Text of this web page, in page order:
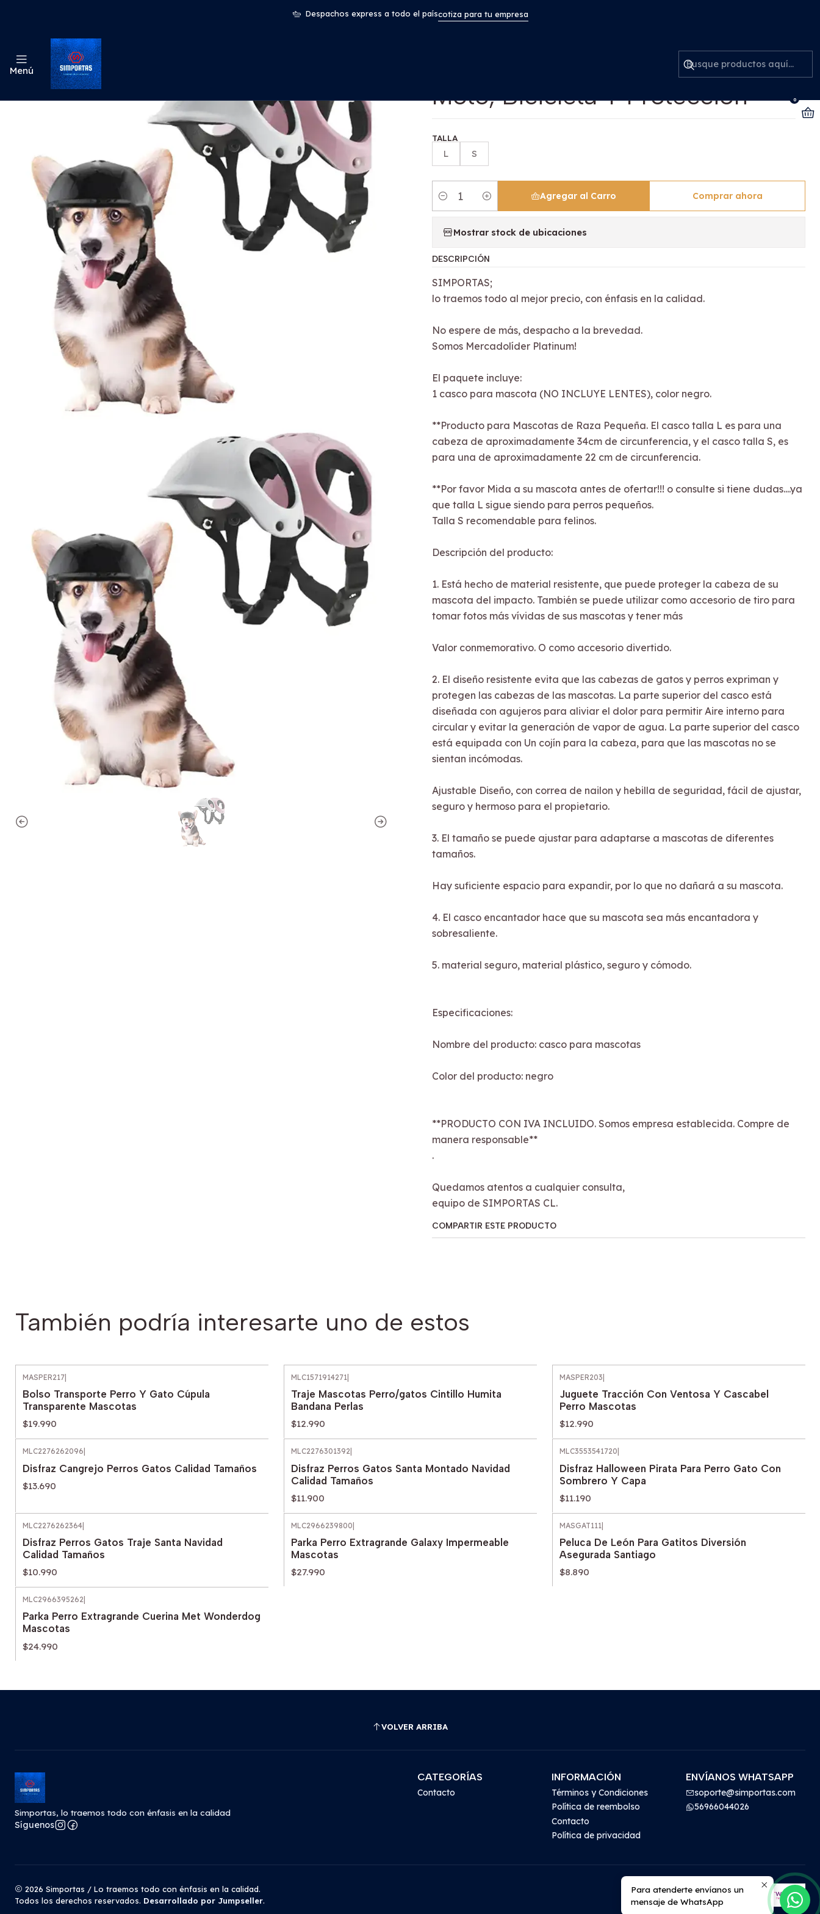
Menú
0
Despachos express a todo el paíscotiza para tu empresa
Mascotas Cascos Para Perros-gatos Uso Moto, Bicicleta Y Protección
Cascos Para Perros-gatos Uso
Moto, Bicicleta Y Protección
TALLA
L S
Cantidad
Agregar al Carro Comprar ahora
Mostrar stock de ubicaciones
DESCRIPCIÓN
SIMPORTAS;
lo traemos todo al mejor precio, con énfasis en la calidad.
No espere de más, despacho a la brevedad.
Somos Mercadolíder Platinum!
El paquete incluye:
1 casco para mascota (NO INCLUYE LENTES), color negro.
**Producto para Mascotas de Raza Pequeña. El casco talla L es para una
cabeza de aproximadamente 34cm de circunferencia, y el casco talla S, es
para una de aproximadamente 22 cm de circunferencia.
**Por favor Mida a su mascota antes de ofertar!!! o consulte si tiene dudas....ya
que talla L sigue siendo para perros pequeños.
Talla S recomendable para felinos.
Descripción del producto:
1. Está hecho de material resistente, que puede proteger la cabeza de su
mascota del impacto. También se puede utilizar como accesorio de tiro para
tomar fotos más vívidas de sus mascotas y tener más
Valor conmemorativo. O como accesorio divertido.
2. El diseño resistente evita que las cabezas de gatos y perros expriman y
protegen las cabezas de las mascotas. La parte superior del casco está
diseñada con agujeros para aliviar el dolor para permitir Aire interno para
circular y evitar la generación de vapor de agua. La parte superior del casco
está equipada con Un cojín para la cabeza, para que las mascotas no se
sientan incómodas.
Ajustable Diseño, con correa de nailon y hebilla de seguridad, fácil de ajustar,
seguro y hermoso para el propietario.
3. El tamaño se puede ajustar para adaptarse a mascotas de diferentes
tamaños.
Hay suficiente espacio para expandir, por lo que no dañará a su mascota.
4. El casco encantador hace que su mascota sea más encantadora y
sobresaliente.
5. material seguro, material plástico, seguro y cómodo.
Especificaciones:
Nombre del producto: casco para mascotas
Color del producto: negro
**PRODUCTO CON IVA INCLUIDO. Somos empresa establecida. Compre de
manera responsable**
.
Quedamos atentos a cualquier consulta,
equipo de SIMPORTAS CL.
COMPARTIR ESTE PRODUCTO
También podría interesarte uno de estos
MASPER217
Bolso Transporte Perro Y Gato Cúpula
Transparente Mascotas
$19.990
MLC1571914271|
Traje Mascotas Perro/gatos Cintillo Humita
Bandana Perlas
$12.990
MASPER203
Juguete Tracción Con Ventosa Y Cascabel
Perro Mascotas
$12.990
MLC2276262096
Disfraz Cangrejo Perros Gatos Calidad Tamaños
$13.690
MLC2276301392|
Disfraz Perros Gatos Santa Montado Navidad
Calidad Tamaños
$11.900
MLC3553541720
Disfraz Halloween Pirata Para Perro Gato Con
Sombrero Y Capa
$11.190
MLC2276262364
Disfraz Perros Gatos Traje Santa Navidad
Calidad Tamaños
$10.990
MLC2966239800
Parka Perro Extragrande Galaxy Impermeable
Mascotas
$27.990
MASGAT111
Peluca De León Para Gatitos Diversión
Asegurada Santiago
$8.890
MLC2966395262
Parka Perro Extragrande Cuerina Met Wonderdog
Mascotas
$24.990
VOLVER ARRIBA
Simportas, lo traemos todo con énfasis en la calidad
Síguenos
CATEGORÍAS
Contacto
INFORMACIÓN
Términos y Condiciones
Política de reembolso
Contacto
Política de privacidad
ENVÍANOS WHATSAPP
soporte@simportas.com
56966044026
2026 Simportas / Lo traemos todo con énfasis en la calidad.
Todos los derechos reservados. Desarrollado por Jumpseller.
Para atenderte envíanos un
mensaje de WhatsApp